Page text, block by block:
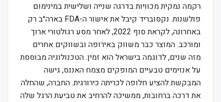
רקמה נמקית מכוויות בדרגה שנייה ושלישית במינימום
פולשנות. נקסובריד קיבל את אישור ה-FDA בארה״ב רק
באחרונה, לקראת סוף 2022, לאחר מסע רגולטורי ארוך
ומורכב. המוצר כבר משווק באירופה ובשווקים אחרים
מזה שנים, לדוגמה בישראל הוא זמין. הטכנולוגיה מבוססת
על אנזימים טבעיים המופקים מצמח האננס, גישה
המבקשת להציע חלופה לכריתה כירורגית. החברה, שהחלה
את דרכה ברחובות, ממשיכה להרחיב את טביעת הרגל שלה